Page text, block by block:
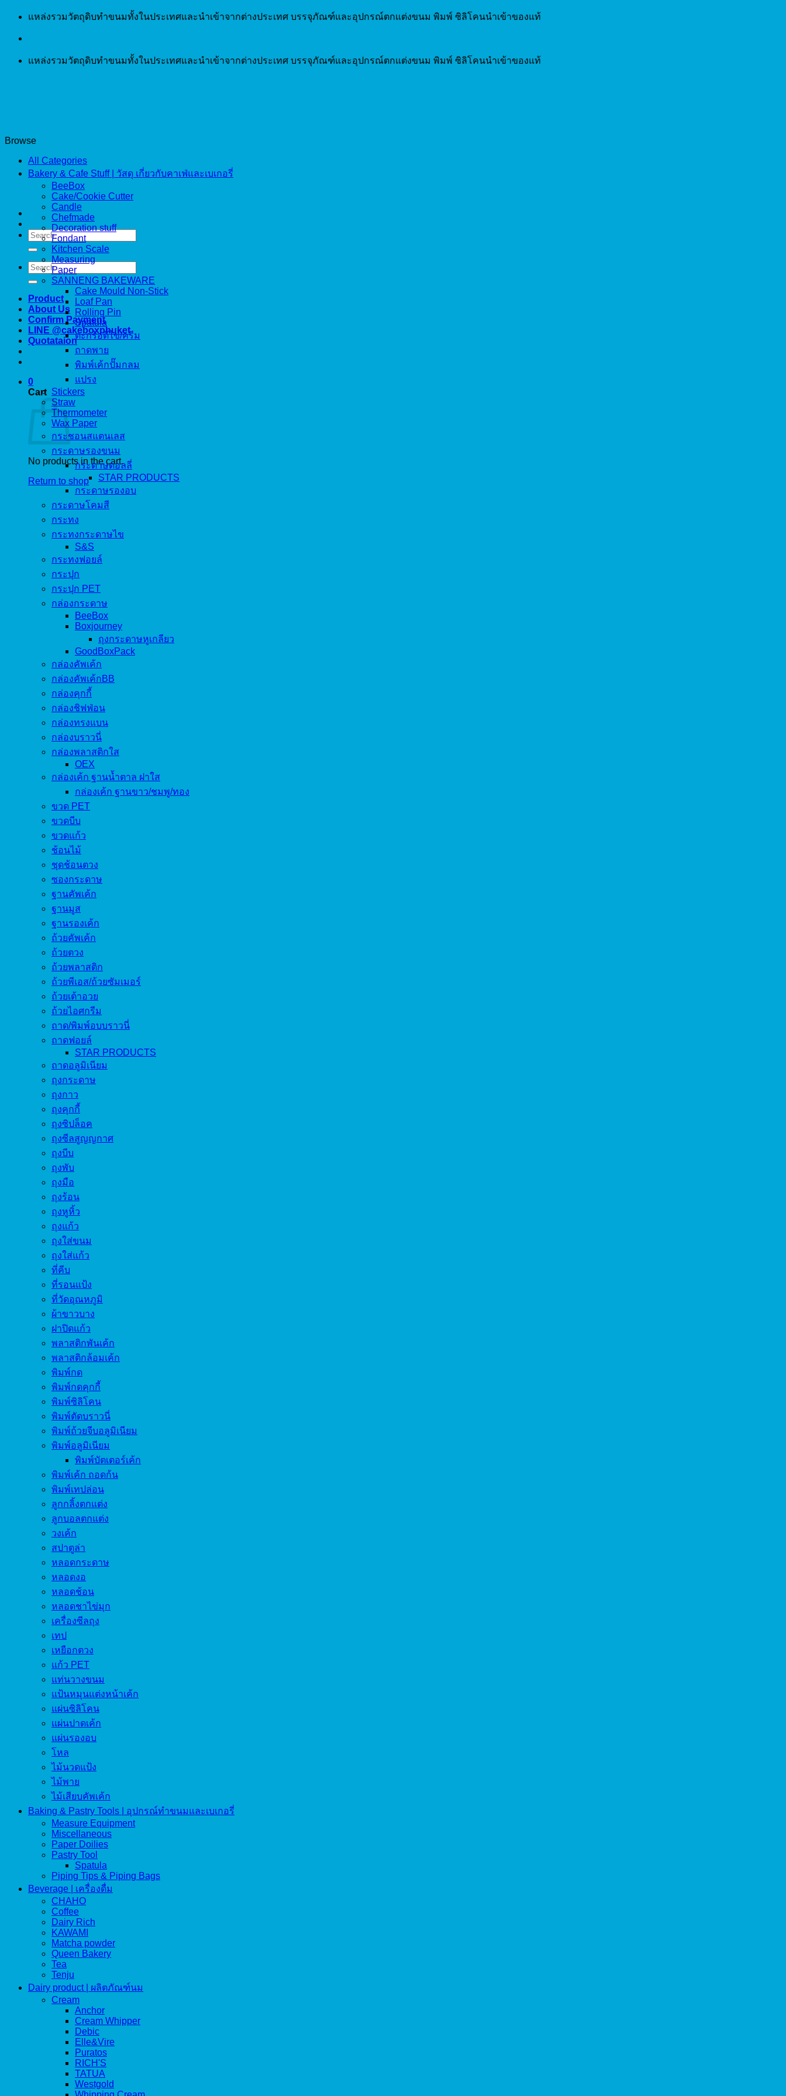
Skip
แหล่งรวมวัตถุดิบทำขนมทั้งในประเทศและนำเข้าจากต่างประเทศ บรรจุภัณฑ์และอุปกรณ์ตกแต่งขนม พิมพ์ ซิลิโคนนำเข้าของแท้
แหล่งรวมวัตถุดิบทำขนมทั้งในประเทศและนำเข้าจากต่างประเทศ บรรจุภัณฑ์และอุปกรณ์ตกแต่งขนม พิมพ์ ซิลิโคนนำเข้าของแท้
Search
for:
Search
for:
Product
About Us
Confirm Payment
LINE @cakeboxphuket
Quotataion
0
Cart
No products in the cart.
Return to shop
Browse
All Categories
Bakery & Cafe Stuff | วัสดุ เกี่ยวกับคาเฟ่และเบเกอรี่
BeeBox
Cake/Cookie Cutter
Candle
Chefmade
Decoration stuff
Fondant
Kitchen Scale
Measuring
Paper
SANNENG BAKEWARE
Cake Mould Non-Stick
Loaf Pan
Rolling Pin
Spatula
ตะกร้อตีไข่/ครีม
ถาดพาย
พิมพ์เค้กปั๊มกลม
แปรง
Stickers
Straw
Thermometer
Wax Paper
กระชอนสแตนเลส
กระดาษรองขนม
กระดาษดอลลี่
STAR PRODUCTS
กระดาษรองอบ
กระดาษโคมสี
กระทง
กระทงกระดาษไข
S&S
กระทงฟอยล์
กระปุก
กระปุก PET
กล่องกระดาษ
BeeBox
Boxjourney
ถุงกระดาษหูเกลียว
GoodBoxPack
กล่องคัพเค้ก
กล่องคัพเค้กBB
กล่องคุกกี้
กล่องชิฟฟ่อน
กล่องทรงแบน
กล่องบราวนี่
กล่องพลาสติกใส
OEX
กล่องเค้ก ฐานน้ำตาล ฝาใส
กล่องเค้ก ฐานขาว/ชมพู/ทอง
ขวด PET
ขวดบีบ
ขวดแก้ว
ช้อนไม้
ชุดช้อนตวง
ซองกระดาษ
ฐานคัพเค้ก
ฐานมูส
ฐานรองเค้ก
ถ้วยคัพเค้ก
ถ้วยตวง
ถ้วยพลาสติก
ถ้วยพีเอส/ถ้วยซัมเมอร์
ถ้วยเต้าอวย
ถ้วยไอศกรีม
ถาด/พิมพ์อบบราวนี่
ถาดฟอยล์
STAR PRODUCTS
ถาดอลูมิเนียม
ถุงกระดาษ
ถุงกาว
ถุงคุกกี้
ถุงซิปล็อค
ถุงซีลสูญญกาศ
ถุงบีบ
ถุงพับ
ถุงมือ
ถุงร้อน
ถุงหูหิ้ว
ถุงแก้ว
ถุงใส่ขนม
ถุงใส่แก้ว
ที่คีบ
ที่รอนแป้ง
ที่วัดอุณหภูมิ
ผ้าขาวบาง
ฝาปิดแก้ว
พลาสติกพันเค้ก
พลาสติกล้อมเค้ก
พิมพ์กด
พิมพ์กดคุกกี้
พิมพ์ซิลิโคน
พิมพ์ตัดบราวนี่
พิมพ์ถ้วยจีบอลูมิเนียม
พิมพ์อลูมิเนียม
พิมพ์บัตเตอร์เค้ก
พิมพ์เค้ก ถอดก้น
พิมพ์เทปล่อน
ลูกกลิ้งตกแต่ง
ลูกบอลตกแต่ง
วงเค้ก
สปาตูล่า
หลอดกระดาษ
หลอดงอ
หลอดช้อน
หลอดชาไข่มุก
เครื่องซีลถุง
เทป
เหยือกตวง
แก้ว PET
แท่นวางขนม
แป้นหมุนแต่งหน้าเค้ก
แผ่นซิลิโคน
แผ่นปาดเค้ก
แผ่นรองอบ
โหล
ไม้นวดแป้ง
ไม้พาย
ไม้เสียบคัพเค้ก
Baking & Pastry Tools | อุปกรณ์ทำขนมและเบเกอรี่
Measure Equipment
Miscellaneous
Paper Doilies
Pastry Tool
Spatula
Piping Tips & Piping Bags
Beverage | เครื่องดื่ม
CHAHO
Coffee
Dairy Rich
KAWAMI
Matcha powder
Queen Bakery
Tea
Tenju
Dairy product | ผลิตภัณฑ์นม
Cream
Anchor
Cream Whipper
Debic
Elle&Vire
Puratos
RICH'S
TATUA
Westgold